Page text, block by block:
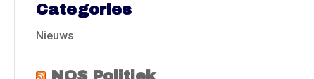
Categories
Nieuws